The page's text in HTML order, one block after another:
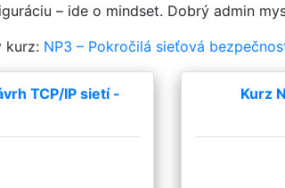
– ide o mindset. Dobrý admin
kurz: NP3 – Pokročilá sieťová
TCP/IP sietí -
Kurz